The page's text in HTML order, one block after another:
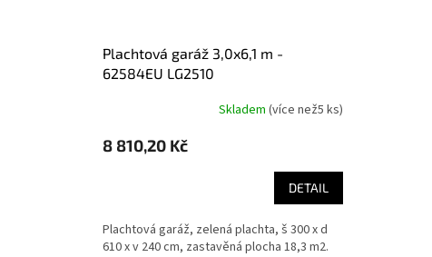
plachtová garáž 3,0x6,1 m -
62584EU LG2510
Skladem (více než5 ks)
8 810,20 Kč
DETAIL
Plachtová garáž, zelená plachta, š 300 x d
610 x v 240 cm, zastavěná plocha 18,3 m2.